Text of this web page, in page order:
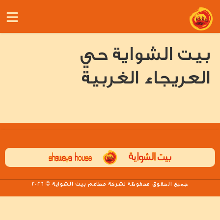
بيت الشواية حي
العريجاء الغربية
جميع الحقوق محفوظة لشركة مطاعم بيت الشواية © 2026